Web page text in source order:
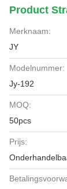
Product
Merknaam:
JY
Modelnummer:
Jy-192
MOQ:
50pcs
Prijs: